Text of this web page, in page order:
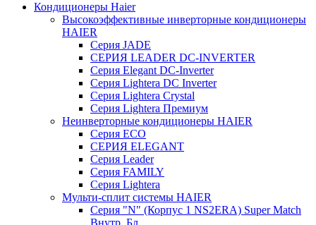
Кондиционеры Haier
Высокоэффективные инверторные кондиционеры
HAIER
Серия JADE
СЕРИЯ LEADER DC-INVERTER
Серия Elegant DC-Inverter
Серия Lightera DC Inverter
Серия Lightera Crystal
Серия Lightera Премиум
Неинверторные кондиционеры HAIER
Серия ECO
СЕРИЯ ELEGANT
Серия Leader
Серия FAMILY
Серия Lightera
Мульти-сплит системы HAIER
Серия "N" (Корпус 1 NS2ERA) Super Match
Внутр. Бл.